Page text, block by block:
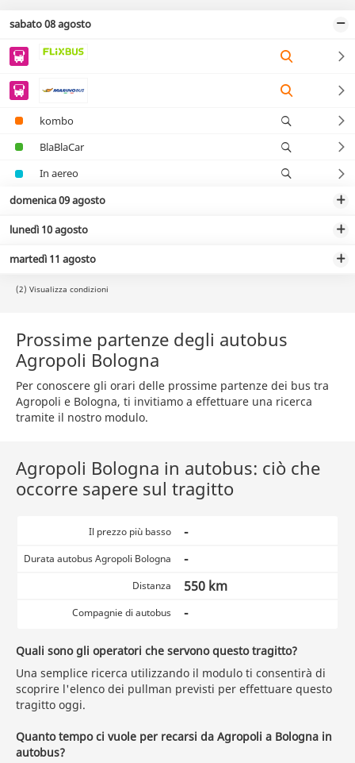
sabato 08 agosto
kombo
BlaBlaCar
In aereo
domenica 09 agosto
lunedì 10 agosto
martedì 11 agosto
(2) Visualizza condizioni
Prossime partenze degli autobus
Agropoli Bologna
Per conoscere gli orari delle prossime partenze dei bus tra
Agropoli e Bologna, ti invitiamo a effettuare una ricerca
tramite il nostro modulo.
Agropoli Bologna in autobus: ciò che
occorre sapere sul tragitto
Il prezzo più basso -
Durata autobus Agropoli Bologna -
Distanza 550 km
Compagnie di autobus -
Quali sono gli operatori che servono questo tragitto?
Una semplice ricerca utilizzando il modulo ti consentirà di
scoprire l'elenco dei pullman previsti per effettuare questo
tragitto oggi.
Quanto tempo ci vuole per recarsi da Agropoli a Bologna in
autobus?